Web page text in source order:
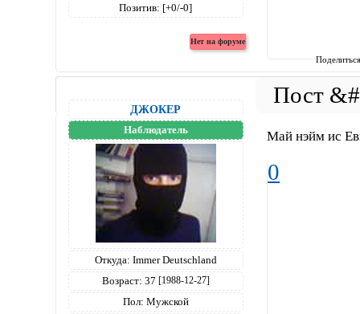
Позитив: [+0/-0]
ДЖОКЕР
Наблюдатель
Откуда: Immer Deutschland
Возраст: 37 [1988-12-27]
Пол: Мужской
Май нэйм ис
0